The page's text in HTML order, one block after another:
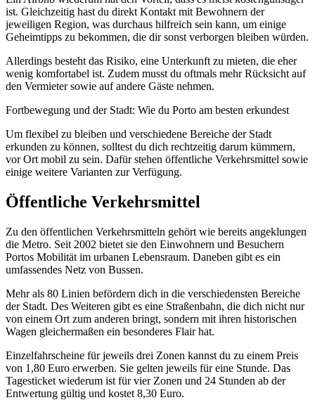
ist. Gleichzeitig hast du direkt Kontakt mit Bewohnern der
jeweiligen Region, was durchaus hilfreich sein kann, um einige
Geheimtipps zu bekommen, die dir sonst verborgen bleiben würden.
Allerdings besteht das Risiko, eine Unterkunft zu mieten, die eher
wenig komfortabel ist. Zudem musst du oftmals mehr Rücksicht auf
den Vermieter sowie auf andere Gäste nehmen.
Fortbewegung und der Stadt: Wie du Porto am besten erkundest
Um flexibel zu bleiben und verschiedene Bereiche der Stadt
erkunden zu können, solltest du dich rechtzeitig darum kümmern,
vor Ort mobil zu sein. Dafür stehen öffentliche Verkehrsmittel sowie
einige weitere Varianten zur Verfügung.
Öffentliche Verkehrsmittel
Zu den öffentlichen Verkehrsmitteln gehört wie bereits angeklungen
die Metro. Seit 2002 bietet sie den Einwohnern und Besuchern
Portos Mobilität im urbanen Lebensraum. Daneben gibt es ein
umfassendes Netz von Bussen.
Mehr als 80 Linien befördern dich in die verschiedensten Bereiche
der Stadt. Des Weiteren gibt es eine Straßenbahn, die dich nicht nur
von einem Ort zum anderen bringt, sondern mit ihren historischen
Wagen gleichermaßen ein besonderes Flair hat.
Einzelfahrscheine für jeweils drei Zonen kannst du zu einem Preis
von 1,80 Euro erwerben. Sie gelten jeweils für eine Stunde. Das
Tagesticket wiederum ist für vier Zonen und 24 Stunden ab der
Entwertung gültig und kostet 8,30 Euro.